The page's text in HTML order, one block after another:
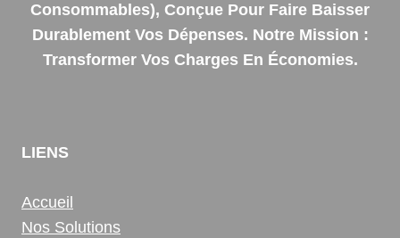
Consommables), Conçue Pour Faire Baisser
Durablement Vos Dépenses. Notre Mission :
Transformer Vos Charges En Économies.
LIENS
Accueil
Nos Solutions